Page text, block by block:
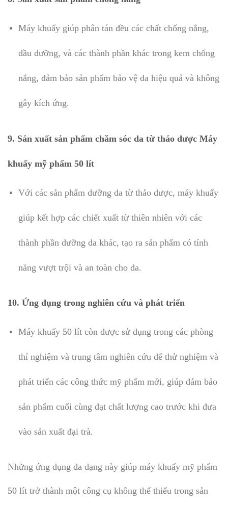
Máy khuấy giúp phân tán đều các chất chống nắng,
dầu dưỡng, và các thành phần khác trong kem chống
nắng, đảm bảo sản phẩm bảo vệ da hiệu quả và không
gây kích ứng.
9. Sản xuất sản phẩm chăm sóc da từ thảo dược Máy
khuấy mỹ phẩm 50 lít
Với các sản phẩm dưỡng da từ thảo dược, máy khuấy
giúp kết hợp các chiết xuất từ thiên nhiên với các
thành phần dưỡng da khác, tạo ra sản phẩm có tính
năng vượt trội và an toàn cho da.
10. Ứng dụng trong nghiên cứu và phát triển
Máy khuấy 50 lít còn được sử dụng trong các phòng
thí nghiệm và trung tâm nghiên cứu để thử nghiệm và
phát triển các công thức mỹ phẩm mới, giúp đảm bảo
sản phẩm cuối cùng đạt chất lượng cao trước khi đưa
vào sản xuất đại trà.
Những ứng dụng đa dạng này giúp máy khuấy mỹ phẩm
50 lít trở thành một công cụ không thể thiếu trong sản